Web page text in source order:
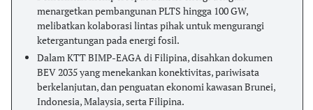
menargetkan pembangunan PLTS hingga 100 GW,
melibatkan kolaborasi lintas pihak untuk mengurangi
ketergantungan pada energi fosil.
Dalam KTT BIMP-EAGA di Filipina, disahkan dokumen
BEV 2035 yang menekankan konektivitas, pariwisata
berkelanjutan, dan penguatan ekonomi kawasan Brunei,
Indonesia, Malaysia, serta Filipina.